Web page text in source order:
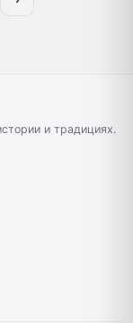
и традициях.